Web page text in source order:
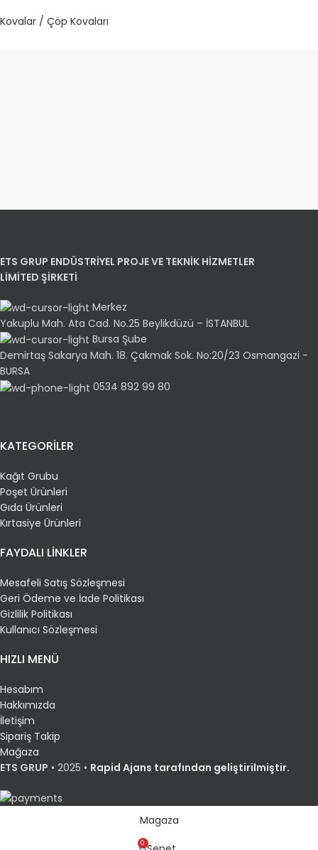
Kovalar / Çöp Kovaları
ETS GRUP ENDÜSTRİYEL PROJE VE TEKNİK HİZMETLER
LİMİTED ŞİRKETİ
Merkez
Yakuplu Mah. Ata Cad. No.25 Beylikdüzü – İSTANBUL
Bursa Şube
Demirtaş Sakarya Mah. 18. Çakmak Sok. No:20/23 Osmangazi -
BURSA
0534 892 99 80
KATEGORİLER
Kağıt Grubu
Poşet Ürünleri
Gıda Ürünleri
Kırtasiye Ürünleri
FAYDALI LİNKLER
Mesafeli Satış Sözleşmesi
Geri Ödeme ve İade Politikası
Gizlilik Politikası
Kullanıcı Sözleşmesi
HIZLI MENÜ
Hesabım
Hakkımızda
İletişim
Sipariş Takip
Mağaza
ETS GRUP • 2025 • Rapid Ajans tarafından geliştirilmiştir.
Magaza
0